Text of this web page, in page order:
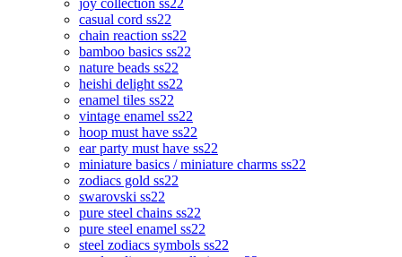
joy collection ss22
casual cord ss22
chain reaction ss22
bamboo basics ss22
nature beads ss22
heishi delight ss22
enamel tiles ss22
vintage enamel ss22
hoop must have ss22
ear party must have ss22
miniature basics / miniature charms ss22
zodiacs gold ss22
swarovski ss22
pure steel chains ss22
pure steel enamel ss22
steel zodiacs symbols ss22